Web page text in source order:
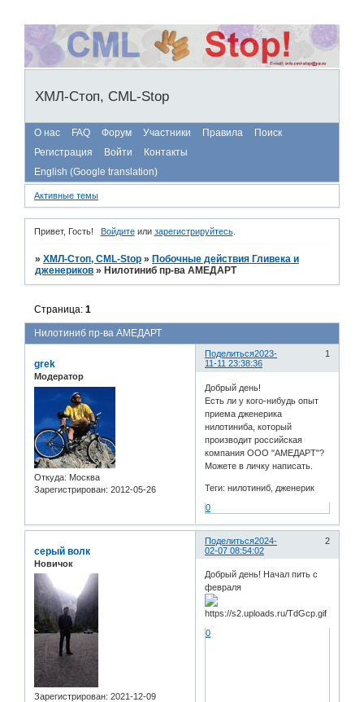
ХМЛ-Стоп, CML-Stop
О нас FAQ Форум Участники Правила
Поиск
Регистрация
Войти
Контакты
English (Google translation)
Активные темы
Привет, Гость! Войдитеили зарегистрируйтесь.
»ХМЛ-Стоп, CML-Stop » Побочные действия Гливека и
дженериков » Нилотиниб пр-ва АМЕДАРТ
Нилотиниб пр-ва АМЕДАРТ
Страница:1
Поделиться 1
2023-
11-11 23:38:36
grek
Модератор
Откуда: Москва
Зарегистрирован: 2012-05-26
Добрый день!
Есть ли у кого-нибудь опыт
приема дженерика
нилотиниба, который
производит российская
компания ООО "АМЕДАРТ"?
Можете в личку написать.
Теги: нилотиниб, дженерик
0
Поделиться 2
2024-
02-07 08:54:02
серый волк
Новичок
Зарегистрирован: 2021-12-09
Добрый день! Начал пить с
февраля
0